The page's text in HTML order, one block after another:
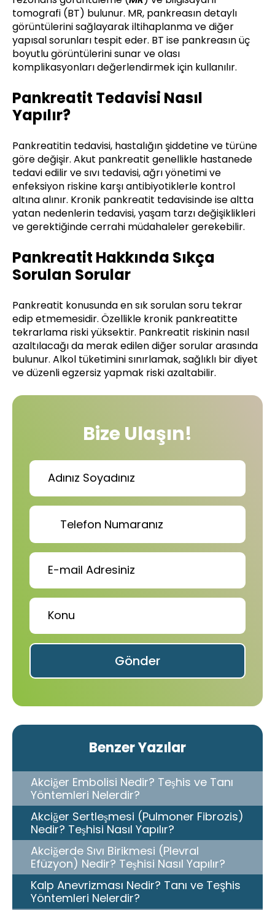
tomografi (BT) bulunur. MR, pankreasın detaylı
görüntülerini sağlayarak iltihaplanma ve diğer
yapısal sorunları tespit eder. BT ise pankreasın üç
boyutlu görüntülerini sunar ve olası
komplikasyonları değerlendirmek için kullanılır.
Pankreatit Tedavisi Nasıl
Yapılır?
Pankreatitin tedavisi, hastalığın şiddetine ve türüne
göre değişir. Akut pankreatit genellikle hastanede
tedavi edilir ve sıvı tedavisi, ağrı yönetimi ve
enfeksiyon riskine karşı antibiyotiklerle kontrol
altına alınır. Kronik pankreatit tedavisinde ise altta
yatan nedenlerin tedavisi, yaşam tarzı değişiklikleri
ve gerektiğinde cerrahi müdahaleler gerekebilir.
Pankreatit Hakkında Sıkça
Sorulan Sorular
Pankreatit konusunda en sık sorulan soru tekrar
edip etmemesidir. Özellikle kronik pankreatitte
tekrarlama riski yüksektir. Pankreatit riskinin nasıl
azaltılacağı da merak edilen diğer sorular arasında
bulunur. Alkol tüketimini sınırlamak, sağlıklı bir diyet
ve düzenli egzersiz yapmak riski azaltabilir.
Bize Ulaşın!
Gönder
Benzer Yazılar
Akciğer Embolisi Nedir? Teşhis ve Tanı
Yöntemleri Nelerdir?
Akciğer Sertleşmesi (Pulmoner Fibrozis)
Nedir? Teşhisi Nasıl Yapılır?
Akciğerde Sıvı Birikmesi (Plevral
Efüzyon) Nedir? Teşhisi Nasıl Yapılır?
Kalp Anevrizması Nedir? Tanı ve Teşhis
Yöntemleri Nelerdir?